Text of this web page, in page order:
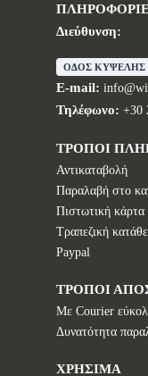
Διεύθυνση:
ΟΔΟΣ ΚΥΨΕΛΗΣ
E-mail:
Τηλέφωνο: +30
ΤΡΟΠΟΙ
Αντικαταβολή
Παραλαβή στο
Πιστωτική κάρτα
Τραπεζική
Paypal
ΤΡΟΠΟΙ
Με Courier
Δυνατότητα
ΧΡΗΣΙΜΑ